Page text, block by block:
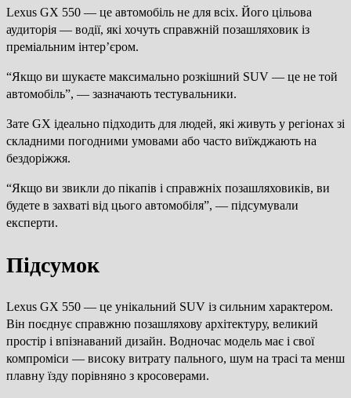
Lexus GX 550 — це автомобіль не для всіх. Його цільова
аудиторія — водії, які хочуть справжній позашляховик із
преміальним інтер’єром.
“Якщо ви шукаєте максимально розкішний SUV — це не той
автомобіль”, — зазначають тестувальники.
Зате GX ідеально підходить для людей, які живуть у регіонах зі
складними погодними умовами або часто виїжджають на
бездоріжжя.
“Якщо ви звикли до пікапів і справжніх позашляховиків, ви
будете в захваті від цього автомобіля”, — підсумували
експерти.
Підсумок
Lexus GX 550 — це унікальний SUV із сильним характером.
Він поєднує справжню позашляхову архітектуру, великий
простір і впізнаваний дизайн. Водночас модель має і свої
компроміси — високу витрату пального, шум на трасі та менш
плавну їзду порівняно з кросоверами.